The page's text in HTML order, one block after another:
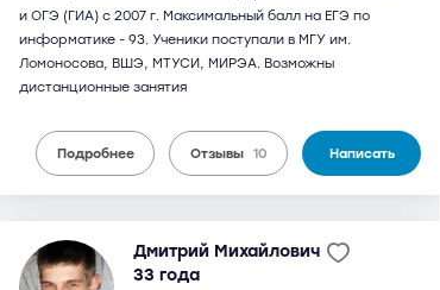
и ОГЭ (ГИА) с 2007 г. Максимальный балл на ЕГЭ по
информатике - 93. Ученики поступали в МГУ им.
Ломоносова, ВШЭ, МТУСИ, МИРЭА. Возможны
дистанционные занятия
Подробнее Отзывы 10 Написать
Дмитрий Михайлович
33 года